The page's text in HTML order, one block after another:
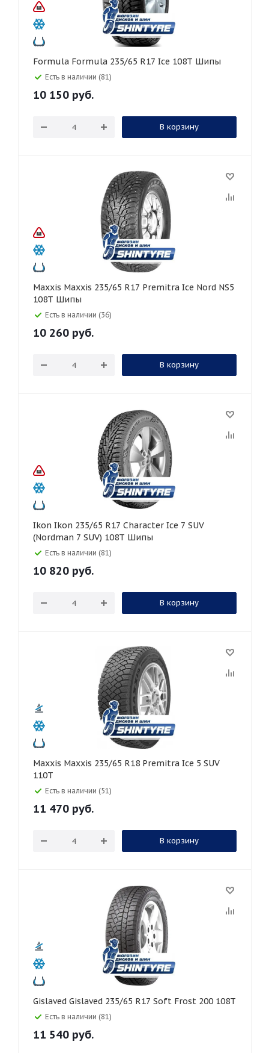
Formula Formula 235/65 R17 Ice 108T Шипы
Есть в наличии (81)
10 150 руб.
В корзину
Maxxis Maxxis 235/65 R17 Premitra Ice Nord NS5
108T Шипы
Есть в наличии (36)
10 260 руб.
В корзину
Ikon Ikon 235/65 R17 Character Ice 7 SUV
(Nordman 7 SUV) 108T Шипы
Есть в наличии (81)
10 820 руб.
В корзину
Maxxis Maxxis 235/65 R18 Premitra Ice 5 SUV
110T
Есть в наличии (51)
11 470 руб.
В корзину
Gislaved Gislaved 235/65 R17 Soft Frost 200 108T
Есть в наличии (81)
11 540 руб.